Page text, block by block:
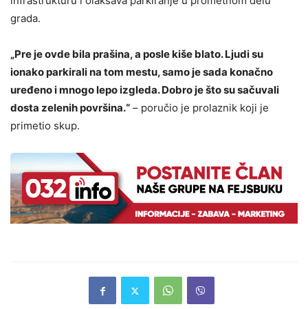
grada.
„Pre je ovde bila prašina, a posle kiše blato. Ljudi su
ionako parkirali na tom mestu, samo je sada konačno
uređeno i mnogo lepo izgleda. Dobro je što su sačuvali
dosta zelenih površina.“ – poručio je prolaznik koji je
primetio skup.